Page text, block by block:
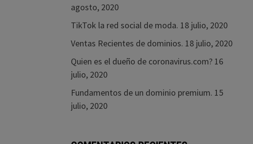
agosto, 2020
TikTok la red social de moda. 18 julio, 2020
Ventas Recientes de dominios. 18 julio, 2020
Quien es el dueño de coronavirus.com? 16
julio, 2020
Fundamentos de un dominio premium. 15
julio, 2020